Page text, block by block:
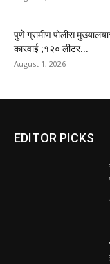
पुणे ग्रामीण पोलीस
कारवाई ;१२० लीटर...
August 1, 2026
EDITOR PICKS